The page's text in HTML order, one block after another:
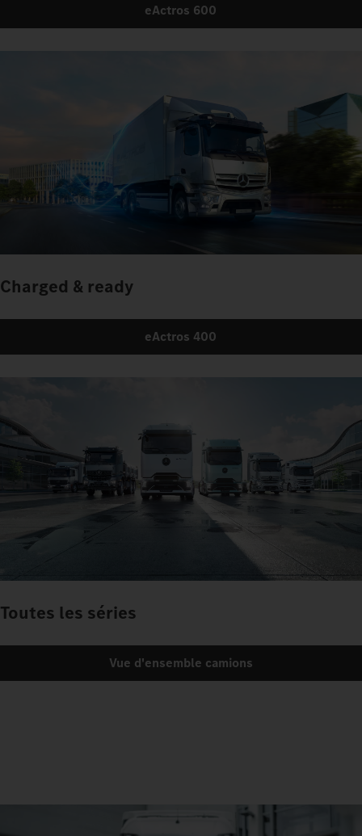
eActros 600
Charged & ready
eActros 400
Toutes les séries
Vue d'ensemble camions